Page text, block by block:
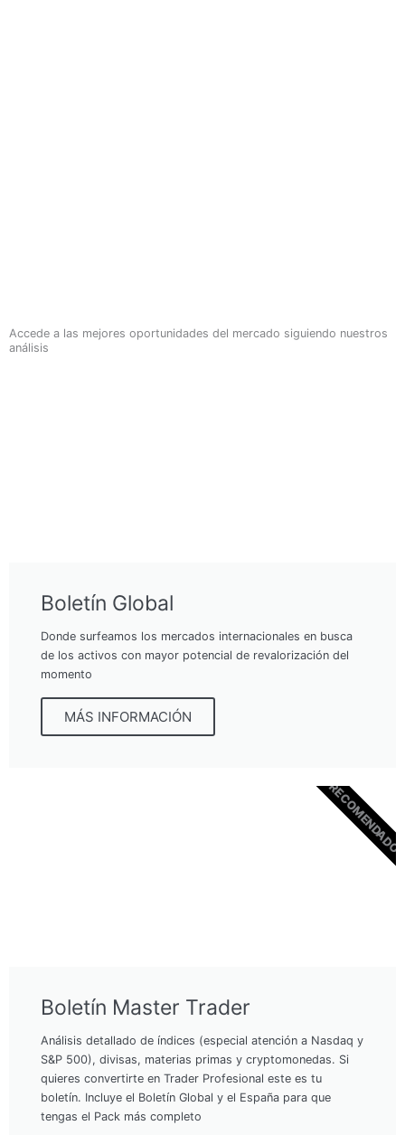
Accede a las mejores oportunidades del mercado siguiendo nuestros
análisis
Boletín Global
Donde surfeamos los mercados internacionales en busca
de los activos con mayor potencial de revalorización del
momento
MÁS INFORMACIÓN
Boletín Master Trader
Análisis detallado de índices (especial atención a Nasdaq y
S&P 500), divisas, materias primas y cryptomonedas. Si
quieres convertirte en Trader Profesional este es tu
boletín. Incluye el Boletín Global y el España para que
tengas el Pack más completo
RECOMENDADO